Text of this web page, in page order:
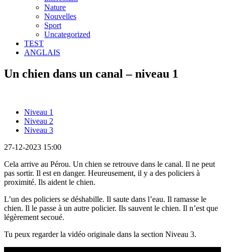
Nature
Nouvelles
Sport
Uncategorized
TEST
ANGLAIS
Un chien dans un canal – niveau 1
Niveau 1
Niveau 2
Niveau 3
27-12-2023 15:00
Cela arrive au Pérou. Un chien se retrouve dans le canal. Il ne peut
pas sortir. Il est en danger. Heureusement, il y a des policiers à
proximité. Ils aident le chien.
L’un des policiers se déshabille. Il saute dans l’eau. Il ramasse le
chien. Il le passe à un autre policier. Ils sauvent le chien. Il n’est que
légèrement secoué.
Tu peux regarder la vidéo originale dans la section Niveau 3.